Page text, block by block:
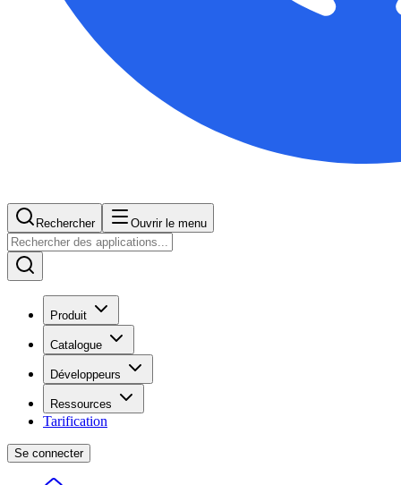
Rechercher Ouvrir le menu
Produit
Catalogue
Développeurs
Ressources
Tarification
Se connecter